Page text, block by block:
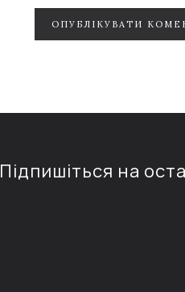
ОПУБЛІКУВАТИ
Підпишіться на